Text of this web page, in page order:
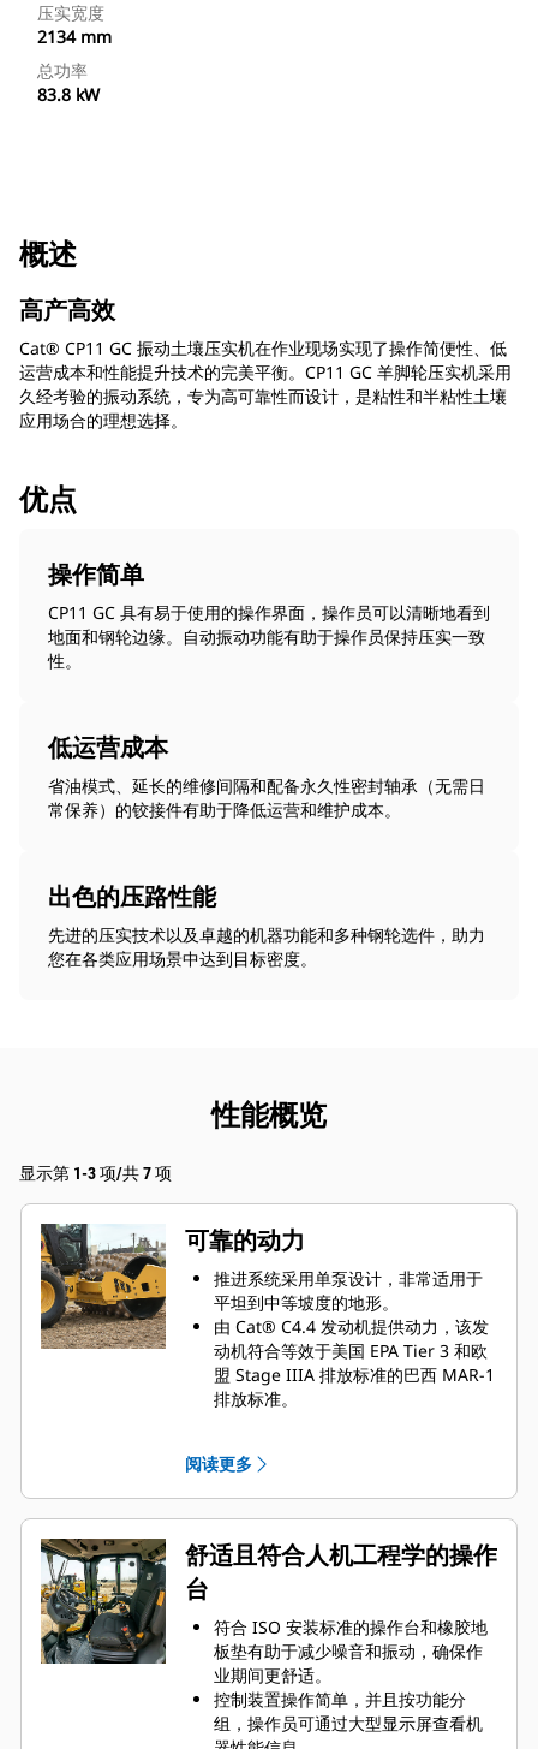
压实宽度
2134 mm
总功率
83.8 kW
概述
高产高效
Cat® CP11 GC 振动土壤压实机在作业现场实现了操作简便性、低
运营成本和性能提升技术的完美平衡。CP11 GC 羊脚轮压实机采用
久经考验的振动系统，专为高可靠性而设计，是粘性和半粘性土壤
应用场合的理想选择。
优点
操作简单
CP11 GC 具有易于使用的操作界面，操作员可以清晰地看到
地面和钢轮边缘。自动振动功能有助于操作员保持压实一致
性。
低运营成本
省油模式、延长的维修间隔和配备永久性密封轴承（无需日
常保养）的铰接件有助于降低运营和维护成本。
出色的压路性能
先进的压实技术以及卓越的机器功能和多种钢轮选件，助力
您在各类应用场景中达到目标密度。
性能概览
显示第 1-3 项/共 7 项
可靠的动力
推进系统采用单泵设计，非常适用于
平坦到中等坡度的地形。
由 Cat® C4.4 发动机提供动力，该发
动机符合等效于美国 EPA Tier 3 和欧
盟 Stage IIIA 排放标准的巴西 MAR-1
排放标准。
阅读更多
舒适且符合人机工程学的操作
台
符合 ISO 安装标准的操作台和橡胶地
板垫有助于减少噪音和振动，确保作
业期间更舒适。
控制装置操作简单，并且按功能分
组，操作员可通过大型显示屏查看机